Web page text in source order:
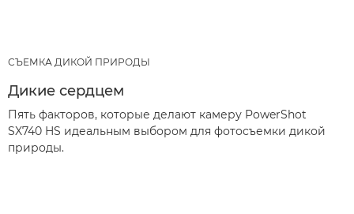
СЪЕМКА ДИКОЙ ПРИРОДЫ
Дикие сердцем
Пять факторов, которые делают камеру PowerShot
SX740 HS идеальным выбором для фотосъемки дикой
природы.